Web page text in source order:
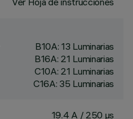
B10A: 13 Luminarias
B16A: 21 Luminarias
C10A: 21 Luminarias
C16A: 35 Luminarias
19.4 A / 250 µs